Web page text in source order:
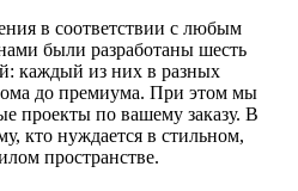
в соответствии с любым
были разработаны шесть
каждый из них в разных
до премиума. При этом мы
проекты по вашему заказу. В
кто нуждается в стильном,
пространстве.